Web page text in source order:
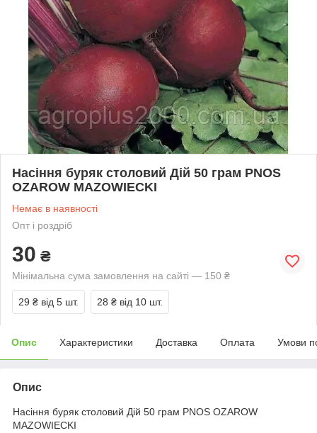
Насіння буряк столовий Дій 50 грам PNOS
OZAROW MAZOWIECKI
Немає в наявності
Опт і роздріб
30 ₴
Мінімальна сума замовлення на сайті — 150 ₴
29 ₴ від 5 шт. 28 ₴ від 10 шт.
Опис Характеристики Доставка Оплата Умови
Опис
Насіння буряк столовий Дій 50 грам PNOS OZAROW
MAZOWIECKI